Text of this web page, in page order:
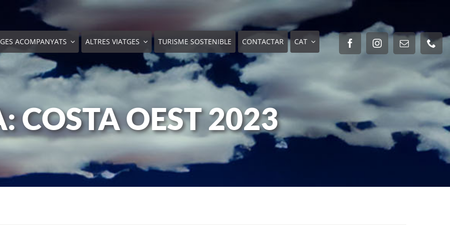
ACOMPANYATS ALTRES VIATGES TURISME SOSTENIBLE CONTACTAR CAT
COSTA OEST 2023